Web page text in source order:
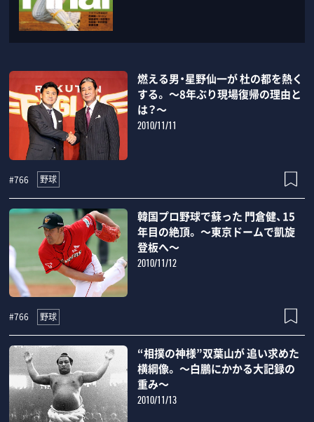
燃える男・星野仙一が 杜の都を熱く
する。 ～8年ぶり現場復帰の理由と
は？～
2010/11/11
#766 野球
韓国プロ野球で蘇った 門倉健、15
年目の絶頂。 ～東京ドームで凱旋
登板へ～
2010/11/12
#766 野球
“相撲の神様”双葉山が 追い求めた
横綱像。 ～白鵬にかかる大記録の
重み～
2010/11/13